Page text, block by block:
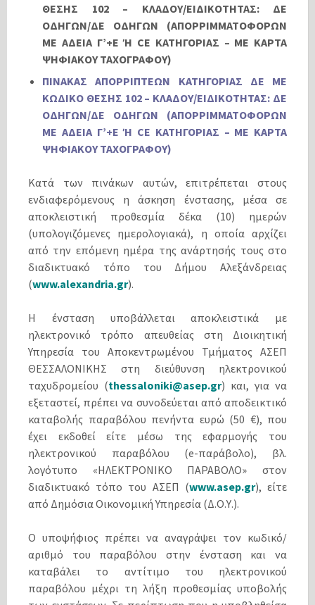
ΘΕΣΗΣ 102 – ΚΛΑΔΟΥ/ΕΙΔΙΚΟΤΗΤΑΣ: ΔΕ
ΟΔΗΓΩΝ/ΔΕ ΟΔΗΓΩΝ (ΑΠΟΡΡΙΜΜΑΤΟΦΟΡΩΝ
ΜΕ ΑΔΕΙΑ Γ’+Ε Ή CE ΚΑΤΗΓΟΡΙΑΣ – ΜΕ ΚΑΡΤΑ
ΨΗΦΙΑΚΟΥ ΤΑΧΟΓΡΑΦΟΥ)
ΠΙΝΑΚΑΣ ΑΠΟΡΡΙΠΤΕΩΝ ΚΑΤΗΓΟΡΙΑΣ ΔΕ ΜΕ
ΚΩΔΙΚΟ ΘΕΣΗΣ 102 – ΚΛΑΔΟΥ/ΕΙΔΙΚΟΤΗΤΑΣ: ΔΕ
ΟΔΗΓΩΝ/ΔΕ ΟΔΗΓΩΝ (ΑΠΟΡΡΙΜΜΑΤΟΦΟΡΩΝ
ΜΕ ΑΔΕΙΑ Γ’+Ε Ή CE ΚΑΤΗΓΟΡΙΑΣ – ΜΕ ΚΑΡΤΑ
ΨΗΦΙΑΚΟΥ ΤΑΧΟΓΡΑΦΟΥ)
Κατά των πινάκων αυτών, επιτρέπεται στους
ενδιαφερόμενους η άσκηση ένστασης, μέσα σε
αποκλειστική προθεσμία δέκα (10) ημερών
(υπολογιζόμενες ημερολογιακά), η οποία αρχίζει
από την επόμενη ημέρα της ανάρτησής τους στο
διαδικτυακό τόπο του Δήμου Αλεξάνδρειας
(www.alexandria.gr).
Η ένσταση υποβάλλεται αποκλειστικά με
ηλεκτρονικό τρόπο απευθείας στη Διοικητική
Υπηρεσία του Αποκεντρωμένου Τμήματος ΑΣΕΠ
ΘΕΣΣΑΛΟΝΙΚΗΣ στη διεύθυνση ηλεκτρονικού
ταχυδρομείου (thessaloniki@asep.gr) και, για να
εξεταστεί, πρέπει να συνοδεύεται από αποδεικτικό
καταβολής παραβόλου πενήντα ευρώ (50 €), που
έχει εκδοθεί είτε μέσω της εφαρμογής του
ηλεκτρονικού παραβόλου (e-παράβολο), βλ.
λογότυπο «ΗΛΕΚΤΡΟΝΙΚΟ ΠΑΡΑΒΟΛΟ» στον
διαδικτυακό τόπο του ΑΣΕΠ (www.asep.gr), είτε
από Δημόσια Οικονομική Υπηρεσία (Δ.Ο.Υ.).
Ο υποψήφιος πρέπει να αναγράψει τον κωδικό/
αριθμό του παραβόλου στην ένσταση και να
καταβάλει το αντίτιμο του ηλεκτρονικού
παραβόλου μέχρι τη λήξη προθεσμίας υποβολής